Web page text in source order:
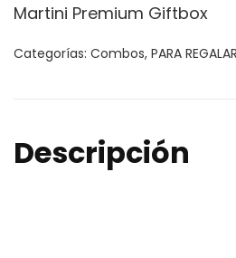
Martini Premium Giftbox
Categorías: Combos, PARA REGALAR
Descripción